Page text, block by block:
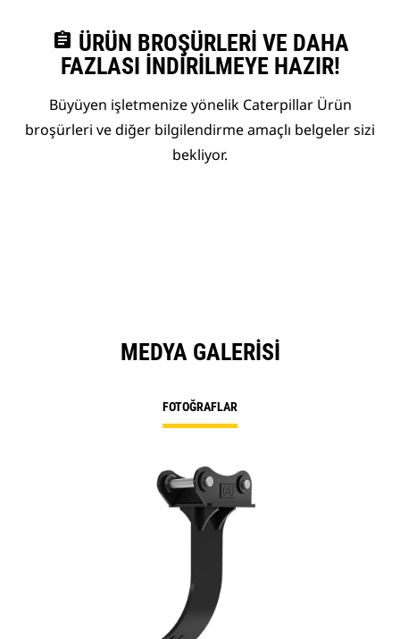
assignment ÜRÜN BROŞÜRLERI VE DAHA
FAZLASI İNDIRILMEYE HAZIR!
Büyüyen işletmenize yönelik Caterpillar Ürün
broşürleri ve diğer bilgilendirme amaçlı belgeler sizi
bekliyor.
MEDYA GALERISI
FOTOĞRAFLAR